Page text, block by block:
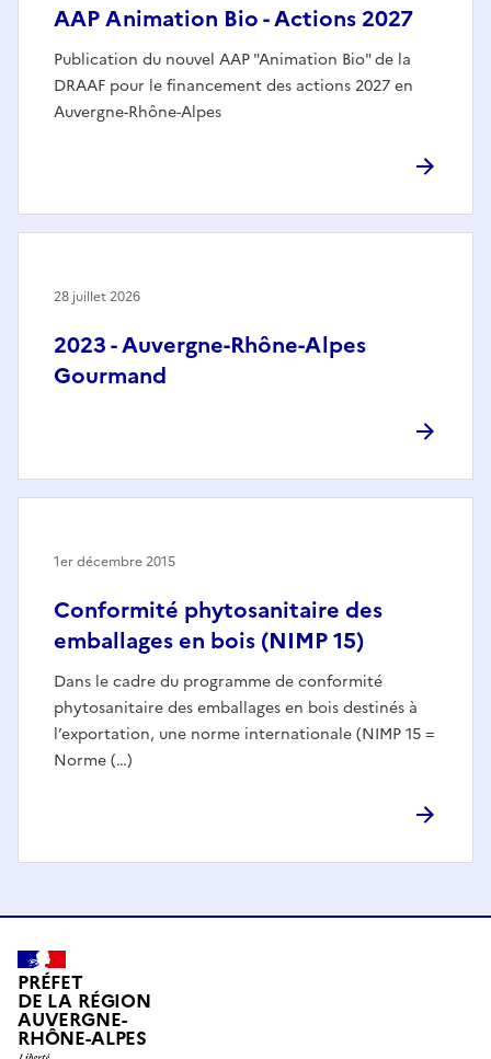
AAP Animation Bio - Actions 2027
Publication du nouvel AAP "Animation Bio" de la
DRAAF pour le financement des actions 2027 en
Auvergne-Rhône-Alpes
2023 - Auvergne-Rhône-Alpes
Gourmand
28 juillet 2026
Conformité phytosanitaire des
emballages en bois (NIMP 15)
Dans le cadre du programme de conformité
phytosanitaire des emballages en bois destinés à
l’exportation, une norme internationale (NIMP 15 =
Norme (…)
1er décembre 2015
PRÉFET
DE LA RÉGION
AUVERGNE-
RHÔNE-ALPES